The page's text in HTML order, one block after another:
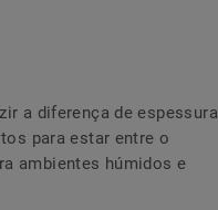
a diferença de espessura
para estar entre o
ambientes húmidos e